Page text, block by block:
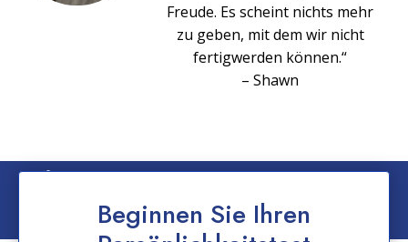
Beginnen Sie Ihren
Freude. Es scheint nichts mehr
zu geben, mit dem wir nicht
fertigwerden können.“
– Shawn
Erklärung